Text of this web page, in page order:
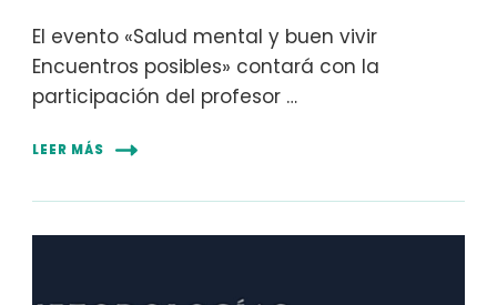
El evento «Salud mental y buen vivir
Encuentros posibles» contará con la
participación del profesor …
LEER MÁS